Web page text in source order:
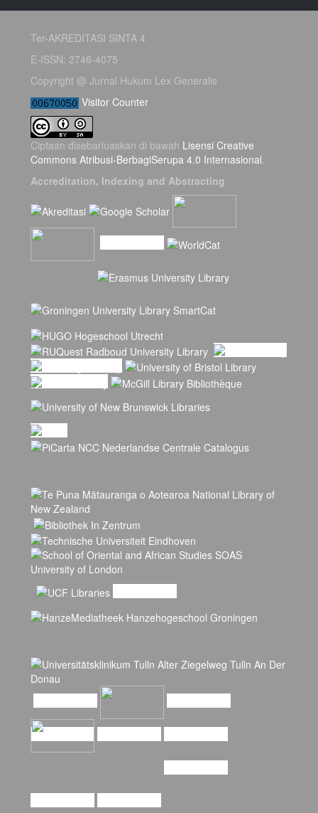
Ter-AKREDITASI SINTA 4
E-ISSN: 2746-4075
Copyright @ Jurnal Hukum Lex Generalis
Visitor Counter
Ciptaan disebarluaskan di bawah Lisensi Creative
Commons Atribusi-BerbagiSerupa 4.0 Internasional.
Accreditation, Indexing and Abstracting